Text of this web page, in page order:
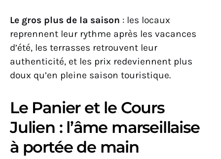
Le gros plus de la saison : les locaux
reprennent leur rythme après les vacances
d’été, les terrasses retrouvent leur
authenticité, et les prix redeviennent plus
doux qu’en pleine saison touristique.
Le Panier et le Cours
Julien : l’âme marseillaise
à portée de main